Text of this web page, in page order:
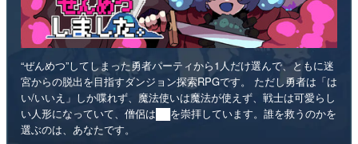
“ぜんめつ”してしまった勇者パーティから1人だけ選んで、ともに迷
宮からの脱出を目指すダンジョン探索RPGです。 ただし勇者は「は
い/いいえ」しか喋れず、魔法使いは魔法が使えず、戦士は可愛らし
い人形になっていて、僧侶は██を崇拝しています。誰を救うのかを
選ぶのは、あなたです。